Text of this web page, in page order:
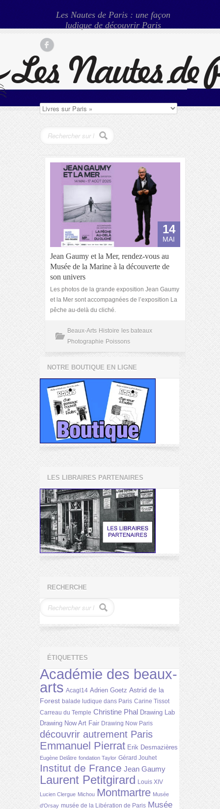
Les Nautes de Paris : une façon
ludique de découvrir Paris
14
MAI
Jean Gaumy et la Mer, rendez-vous au
Musée de la Marine à la découverte de
son univers
Les photos de la grande exposition Jean Gaumy
et la Mer sont accompagnées de l’exposition La
pêche au-delà du cliché.
Beaux-Arts Histoire les bateaux
Photographie Poissons
NOTRE BOUTIQUE EN LIGNE
LES LIBRAIRES PARTENAIRES
RECHERCHE
ÉTIQUETTES
Académie des beaux-
arts Acagl14 Adrien Goetz Astrid de la
Forest balade ludique dans Paris Carine Tissot
Carreau du Temple Christine Phal Drawing Lab
Drawing Now Art Fair Drawing Now Paris
découvrir autrement Paris
Emmanuel Pierrat Erik Desmazières
Eugène Delâtre fondation Taylor Gérard Jouhet
Institut de France Jean Gaumy
Laurent Petitgirard Louis XIV
Lucien Clergue Michou Montmartre Musée
d'Orsay musée de la Libération de Paris Musée